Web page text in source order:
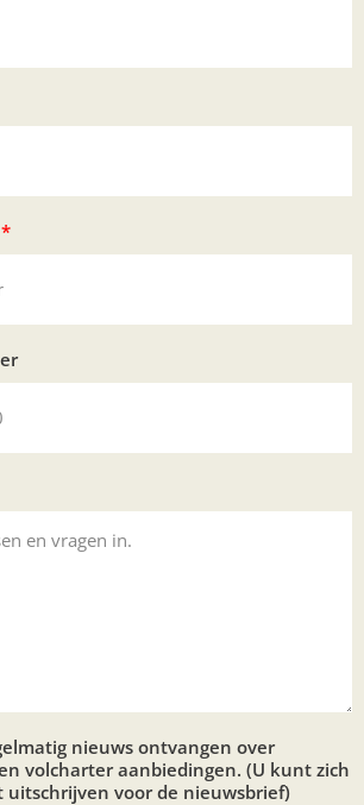
nieuws ontvangen over
volcharter aanbiedingen. (U kunt zich
uitschrijven voor de nieuwsbrief)